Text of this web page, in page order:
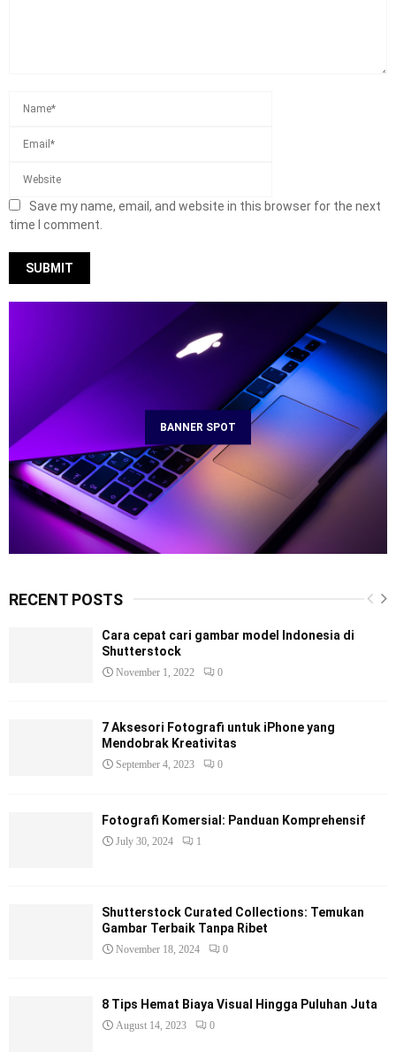
Save my name, email, and website in this browser for the next
time I comment.
BANNER SPOT
RECENT POSTS
Cara cepat cari gambar model Indonesia di
Shutterstock
November 1, 2022 0
7 Aksesori Fotografi untuk iPhone yang
Mendobrak Kreativitas
September 4, 2023 0
Fotografi Komersial: Panduan Komprehensif
July 30, 2024 1
Shutterstock Curated Collections: Temukan
Gambar Terbaik Tanpa Ribet
November 18, 2024 0
8 Tips Hemat Biaya Visual Hingga Puluhan Juta
August 14, 2023 0